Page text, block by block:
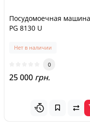
Посудомоечная
PG 8130 U
Нет в наличии
0
25 000 грн.